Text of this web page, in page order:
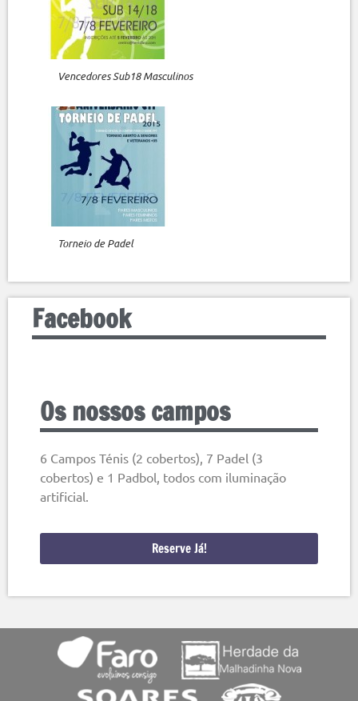
Vencedores Sub18 Masculinos
Torneio de Padel
Facebook
Os nossos campos
6 Campos Ténis (2 cobertos), 7 Padel (3
cobertos) e 1 Padbol, todos com iluminação
artificial.
Reserve Já!